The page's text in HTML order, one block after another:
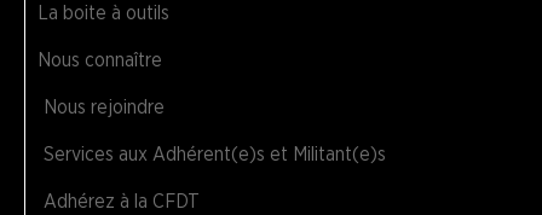
La boite à outils
Nous connaître
Nous rejoindre
Services aux Adhérent(e)s et Militant(e)s
Adhérez à la CFDT